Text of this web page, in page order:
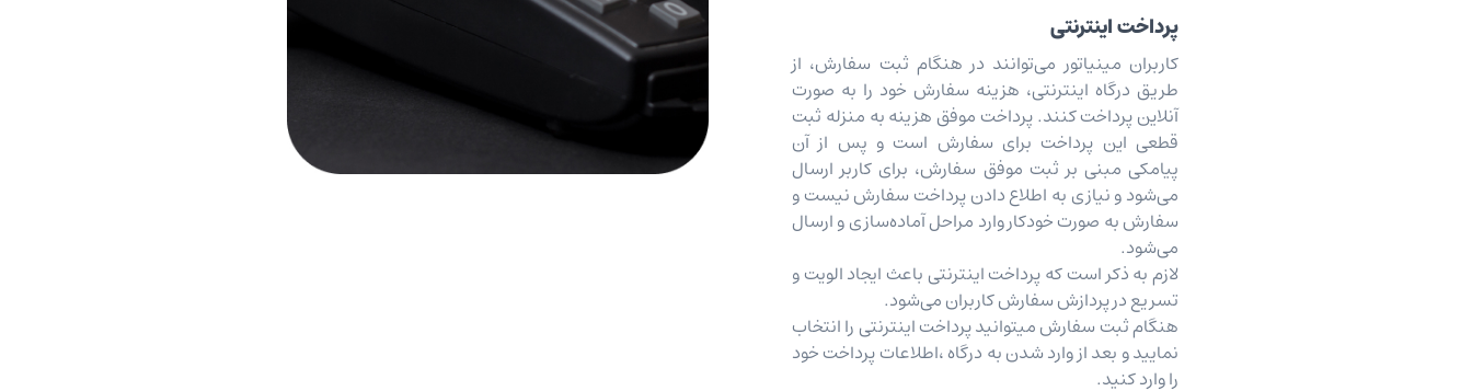
پرداخت اینترنتی
کاربران مینیاتور می‌توانند در هنگام ثبت سفارش، از
طریق درگاه اینترنتی، هزینه سفارش خود را به صورت
آنلاین پرداخت کنند. پرداخت موفق هزینه به منزله ثبت
قطعی این پرداخت برای سفارش است و پس از آن
پیامکی مبنی بر ثبت موفق سفارش، برای کاربر ارسال
می‌شود و نیازی به اطلاع‌ دادن پرداخت سفارش نیست و
سفارش به صورت خودکار وارد مراحل آماده‌سازی و ارسال
می‏‌شود.
لازم به ذکر است که پرداخت اینترنتی باعث ایجاد الویت و
تسریع در پردازش سفارش کاربران می‌شود.
هنگام ثبت سفارش میتوانید پرداخت اینترنتی را انتخاب
نمایید و بعد از وارد شدن به درگاه ،اطلاعات پرداخت خود
را وارد کنید.